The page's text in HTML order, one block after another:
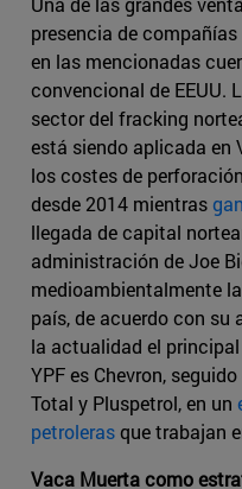
presencia de
en las mencionadas
convencional de EEUU.
sector del fracking
está siendo aplicada en
los costes de
desde 2014 mientras
llegada de capital
administración de Joe
medioambientalmente
país, de acuerdo con su
la actualidad el
YPF es Chevron,
Total y Pluspetrol, en un
petrolerasque trabajan
Vaca Muerta como